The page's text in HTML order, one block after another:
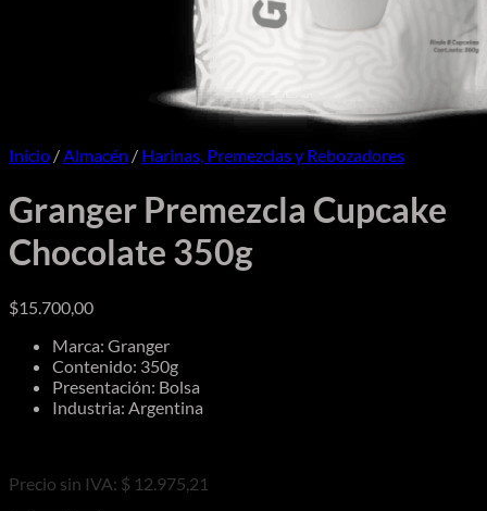
Inicio /Almacén / Harinas, Premezclas y Rebozadores
Granger Premezcla Cupcake
Chocolate 350g
$15.700,00
Marca: Granger
Contenido: 350g
Presentación: Bolsa
Industria: Argentina
Precio sin IVA: $ 12.975,21